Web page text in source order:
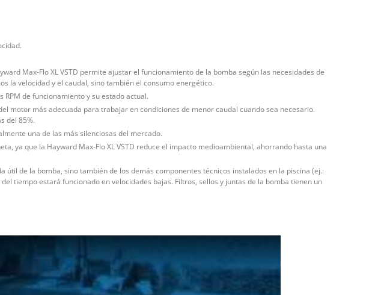
Max-Flo XL VSTD permite ajustar el funcionamiento de la bomba según las necesidades de
la velocidad y el caudal, sino también el consumo energético.
de funcionamiento y su estado actual.
motor más adecuada para trabajar en condiciones de menor caudal cuando sea necesario.
del 85%.
una de las más silenciosas del mercado.
ya que la Hayward Max-Flo XL VSTD reduce el impacto medioambiental, ahorrando hasta una
de la bomba, sino también de los demás componentes técnicos instalados en la piscina (ej.:
tiempo estará funcionado en velocidades bajas. Filtros, sellos y juntas de la bomba tienen un